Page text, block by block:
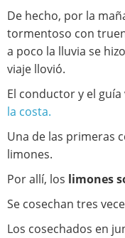
De hecho, por la
tormentoso con
a poco la lluvia se
viaje llovió.
El conductor y el
la costa.
Una de las primeras
limones.
Por allí, los limones
Se cosechan tres
Los cosechados en